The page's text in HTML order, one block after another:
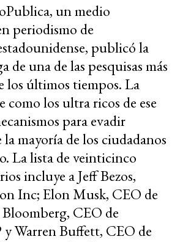
un medio
periodismo de
publicó la
de una de las pesquisas más
los últimos tiempos. La
como los ultra ricos de ese
para evadir
mayoría de los ciudadanos
La lista de veinticinco
incluye a Jeff Bezos,
Inc; Elon Musk, CEO de
CEO de
Warren Buffett, CEO de